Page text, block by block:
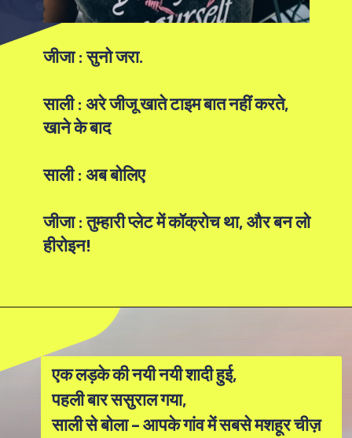
जीजा : सुनो जरा.
साली : अरे जीजू खाते टाइम बात नहीं करते,
खाने के बाद
साली : अब बोलिए
जीजा : तुम्हारी प्लेट में कॉक्रोच था, और बन लो
हीरोइन!
एक लड़के की नयी नयी शादी हुई,
पहली बार ससुराल गया,
साली से बोला – आपके गांव में सबसे मशहूर चीज़